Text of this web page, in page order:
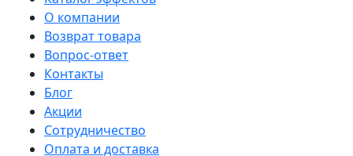
О компании
Возврат товара
Вопрос-ответ
Контакты
Блог
Акции
Сотрудничество
Оплата и доставка